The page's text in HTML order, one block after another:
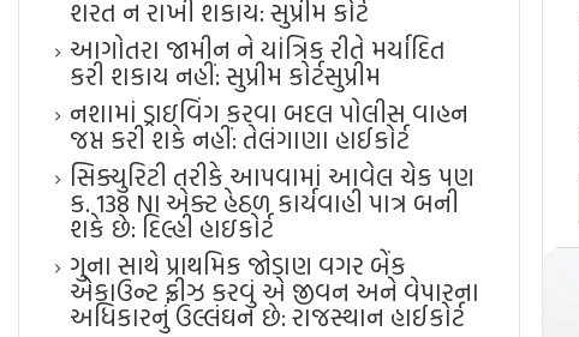
શરત ન રાખી શકાય: સુપ્રીમ કોર્ટ
આગોતરા જામીન ને યાંત્રિક રીતે મર્યાદિત
કરી શકાય નહીં: સુપ્રીમ કોર્ટ​સુપ્રીમ
નશામાં ડ્રાઇવિંગ કરવા બદલ પોલીસ વાહન
જપ્ત કરી શકે નહીં: તેલંગાણા હાઈકોર્ટ
સિક્યુરિટી તરીકે આપવામાં આવેલ ચેક પણ
ક. 138 NI એક્ટ હેઠળ કાર્યવાહી પાત્ર બની
શકે છે: દિલ્હી હાઇકોર્ટ
ગુના સાથે પ્રાથમિક જોડાણ વગર બેંક
એકાઉન્ટ ફ્રીઝ કરવું એ જીવન અને વેપારના
અધિકારનું ઉલ્લંઘન છે: રાજસ્થાન હાઈકોર્ટ